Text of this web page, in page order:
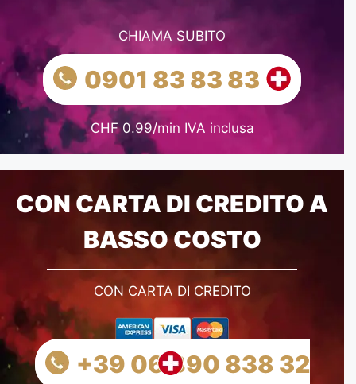
CHIAMA SUBITO
0901 83 83 83
CHF 0.99/min IVA inclusa
CON CARTA DI CREDITO A
BASSO COSTO
CON CARTA DI CREDITO
+39 06 890 838 32